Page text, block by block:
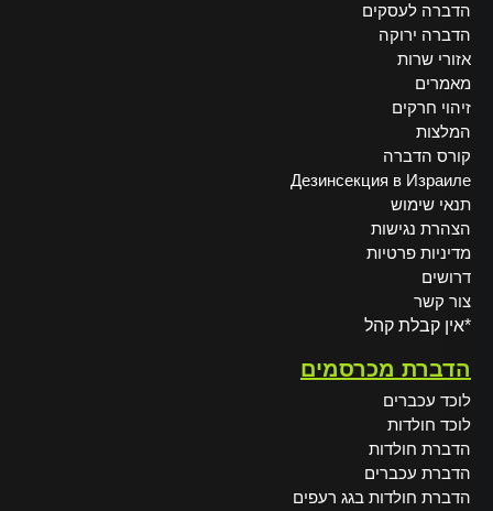
הדברה לעסקים
הדברה ירוקה
אזורי שרות
מאמרים
זיהוי חרקים
המלצות
קורס הדברה
Дезинсекция в Израиле
תנאי שימוש
הצהרת נגישות
מדיניות פרטיות
דרושים
צור קשר
*אין קבלת קהל
הדברת מכרסמים
לוכד עכברים
לוכד חולדות
הדברת חולדות
הדברת עכברים
הדברת חולדות בגג רעפים